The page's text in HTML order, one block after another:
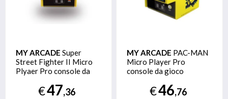
MY ARCADE Super
Street Fighter II Micro
Plyaer Pro console da
(2.75") Multicolore
€47,36
MY ARCADE PAC-MAN
Micro Player Pro
console da gioco
Multicolore
€46,76